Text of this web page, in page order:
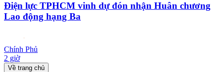
Điện lực TPHCM vinh dự đón nhận Huân chương
Lao động hạng Ba
Chính Phủ
2 giờ
Về trang chủ